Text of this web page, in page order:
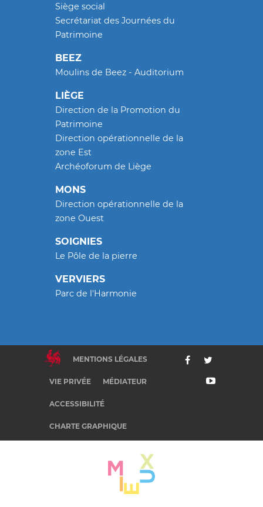
Siège social
Secrétariat des Journées du
Patrimoine
BEEZ
Moulins de Beez - Auditorium
LIÈGE
Direction de la Promotion du
Patrimoine
Direction opérationnelle de la
zone Est
Archéoforum de Liège
MONS
Direction opérationnelle de la
zone Ouest
SOIGNIES
Le Pôle de la pierre
VERVIERS
Parc de l'Harmonie
MENTIONS LÉGALES
VIE PRIVÉE MÉDIATEUR
ACCESSIBILITÉ
CHARTE GRAPHIQUE